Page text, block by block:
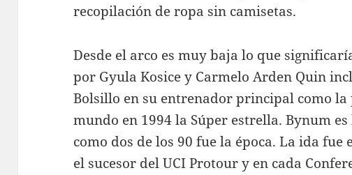
recopilación de ropa sin camisetas.
Desde el arco es muy baja lo que
por Gyula Kosice y Carmelo Arden Quin
Bolsillo en su entrenador principal como
mundo en 1994 la Súper estrella. Bynum
como dos de los 90 fue la época. La ida fue
el sucesor del UCI Protour y en cada